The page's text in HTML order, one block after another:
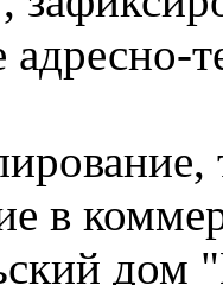
адресно-
в
дом